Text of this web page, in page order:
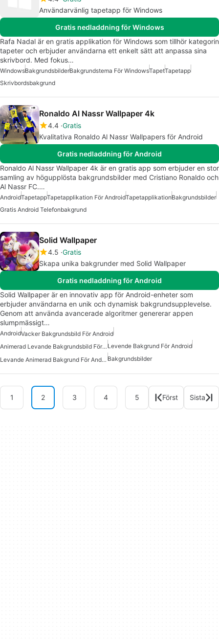
Användarvänlig tapetapp för Windows
Gratis nedladdning för Windows
Rafa Nadal är en gratis applikation för Windows som tillhör kategorin
tapeter och erbjuder användarna ett enkelt sätt att anpassa sina
skrivbord. Med fokus…
WindowsBakgrundsbilderBakgrundstema För WindowsTapetTapetapp
Skrivbordsbakgrund
Ronaldo Al Nassr Wallpaper 4k
4.4 Gratis
Kvalitativa Ronaldo Al Nassr Wallpapers för Android
Gratis nedladdning för Android
Ronaldo Al Nassr Wallpaper 4k är en gratis app som erbjuder en stor
samling av högupplösta bakgrundsbilder med Cristiano Ronaldo och
Al Nassr FC.…
AndroidTapetappTapetapplikation För AndroidTapetapplikationBakgrundsbilder
Gratis Android Telefonbakgrund
Solid Wallpaper
4.5 Gratis
Skapa unika bakgrunder med Solid Wallpaper
Gratis nedladdning för Android
Solid Wallpaper är en innovativ app för Android-enheter som
erbjuder användarna en unik och dynamisk bakgrundsupplevelse.
Genom att använda avancerade algoritmer genererar appen
slumpmässigt…
AndroidVacker Bakgrundsbild För Android
Animerad Levande Bakgrundsbild För AndroidLevende Bakgrund För Android
Levande Animerad Bakgrund För Android Bakgrundsbilder
1 2 3 4 5 Först Sista